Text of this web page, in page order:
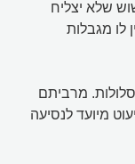
שלא יצליח
לו מגבלות
מרביתם
מיועד לנסיעה